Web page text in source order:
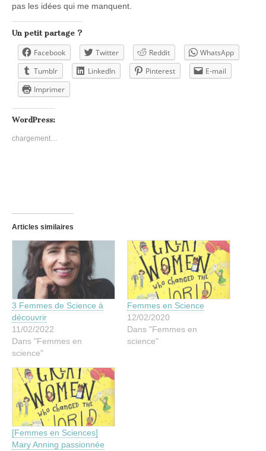
pas les idées qui me manquent.
Un petit partage ?
Facebook Twitter Reddit
WhatsApp
Tumblr
LinkedIn Pinterest
E-mail
Imprimer
WordPress:
chargement…
Articles similaires
3 Femmes de Science à
découvrir
11/02/2022
Dans "Femmes en
science"
Femmes en Science
12/02/2020
Dans "Femmes en
science"
[Femmes en Sciences]
Mary Anning passionnée